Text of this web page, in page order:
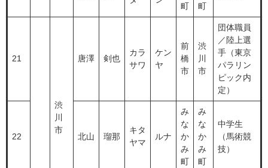
町
町
21
渋
川
市
唐澤 剣也
カラ
サワ
ケン
ヤ
前
橋
市
渋
川
市
団体職員
／陸上選
手（東京
パラリン
ピック内
定）
22 北山 瑠那
キタ
ヤマ
ルナ
み
な
か
み
町
み
な
か
み
町
中学生
（馬術競
技）